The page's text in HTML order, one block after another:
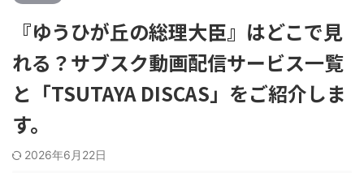
『ゆうひが丘の総理大臣』はどこで見
れる？サブスク動画配信サービス一覧
と「TSUTAYA DISCAS」をご紹介しま
す。
2026年6月22日